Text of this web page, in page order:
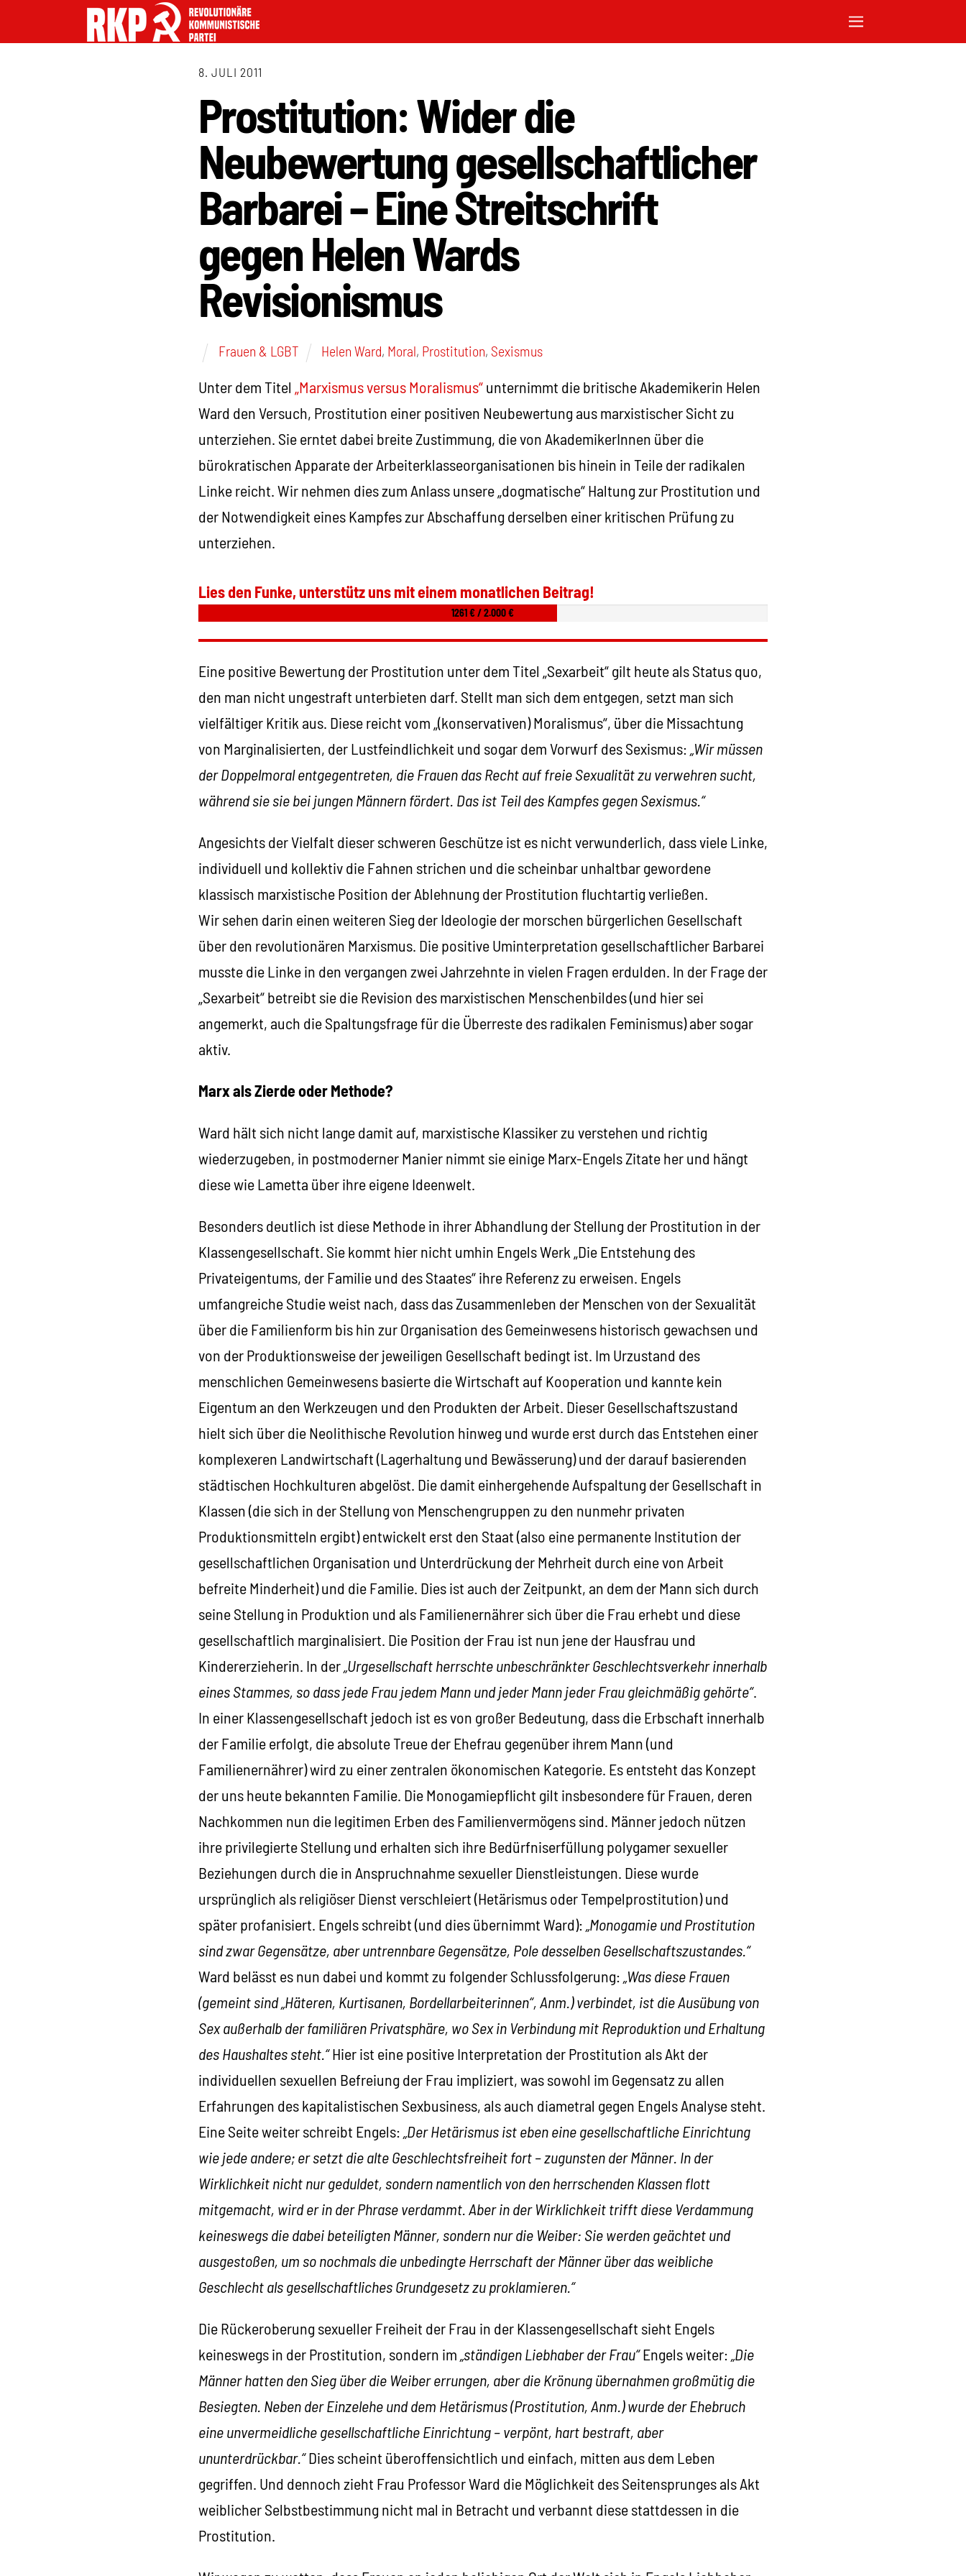
8. JULI 2011
Prostitution: Wider die
Neubewertung gesellschaftlicher
Barbarei – Eine Streitschrift
gegen Helen Wards
Revisionismus
Frauen & LGBT Helen Ward, Moral, Prostitution, Sexismus
Unter dem Titel „Marxismus versus Moralismus“unternimmt die britische Akademikerin Helen
Ward den Versuch, Prostitution einer positiven Neubewertung aus marxistischer Sicht zu
unterziehen. Sie erntet dabei breite Zustimmung, die von AkademikerInnen über die
bürokratischen Apparate der Arbeiterklasseorganisationen bis hinein in Teile der radikalen
Linke reicht. Wir nehmen dies zum Anlass unsere „dogmatische“ Haltung zur Prostitution und
der Notwendigkeit eines Kampfes zur Abschaffung derselben einer kritischen Prüfung zu
unterziehen.
Lies den Funke, unterstütz uns mit einem monatlichen Beitrag!
1261 € / 2.000 €
Eine positive Bewertung der Prostitution unter dem Titel „Sexarbeit“ gilt heute als Status quo,
den man nicht ungestraft unterbieten darf. Stellt man sich dem entgegen, setzt man sich
vielfältiger Kritik aus. Diese reicht vom „(konservativen) Moralismus“, über die Missachtung
von Marginalisierten, der Lustfeindlichkeit und sogar dem Vorwurf des Sexismus: „Wir müssen
der Doppelmoral entgegentreten, die Frauen das Recht auf freie Sexualität zu verwehren sucht,
während sie sie bei jungen Männern fördert. Das ist Teil des Kampfes gegen Sexismus.“
Angesichts der Vielfalt dieser schweren Geschütze ist es nicht verwunderlich, dass viele Linke,
individuell und kollektiv die Fahnen strichen und die scheinbar unhaltbar gewordene
klassisch marxistische Position der Ablehnung der Prostitution fluchtartig verließen.
Wir sehen darin einen weiteren Sieg der Ideologie der morschen bürgerlichen Gesellschaft
über den revolutionären Marxismus. Die positive Uminterpretation gesellschaftlicher Barbarei
musste die Linke in den vergangen zwei Jahrzehnte in vielen Fragen erdulden. In der Frage der
„Sexarbeit“ betreibt sie die Revision des marxistischen Menschenbildes (und hier sei
angemerkt, auch die Spaltungsfrage für die Überreste des radikalen Feminismus) aber sogar
aktiv.
Marx als Zierde oder Methode?
Ward hält sich nicht lange damit auf, marxistische Klassiker zu verstehen und richtig
wiederzugeben, in postmoderner Manier nimmt sie einige Marx-Engels Zitate her und hängt
diese wie Lametta über ihre eigene Ideenwelt.
Besonders deutlich ist diese Methode in ihrer Abhandlung der Stellung der Prostitution in der
Klassengesellschaft. Sie kommt hier nicht umhin Engels Werk „Die Entstehung des
Privateigentums, der Familie und des Staates“ ihre Referenz zu erweisen. Engels
umfangreiche Studie weist nach, dass das Zusammenleben der Menschen von der Sexualität
über die Familienform bis hin zur Organisation des Gemeinwesens historisch gewachsen und
von der Produktionsweise der jeweiligen Gesellschaft bedingt ist. Im Urzustand des
menschlichen Gemeinwesens basierte die Wirtschaft auf Kooperation und kannte kein
Eigentum an den Werkzeugen und den Produkten der Arbeit. Dieser Gesellschaftszustand
hielt sich über die Neolithische Revolution hinweg und wurde erst durch das Entstehen einer
komplexeren Landwirtschaft (Lagerhaltung und Bewässerung) und der darauf basierenden
städtischen Hochkulturen abgelöst. Die damit einhergehende Aufspaltung der Gesellschaft in
Klassen (die sich in der Stellung von Menschengruppen zu den nunmehr privaten
Produktionsmitteln ergibt) entwickelt erst den Staat (also eine permanente Institution der
gesellschaftlichen Organisation und Unterdrückung der Mehrheit durch eine von Arbeit
befreite Minderheit) und die Familie. Dies ist auch der Zeitpunkt, an dem der Mann sich durch
seine Stellung in Produktion und als Familienernährer sich über die Frau erhebt und diese
gesellschaftlich marginalisiert. Die Position der Frau ist nun jene der Hausfrau und
Kindererzieherin. In der „Urgesellschaft herrschte unbeschränkter Geschlechtsverkehr innerhalb
eines Stammes, so dass jede Frau jedem Mann und jeder Mann jeder Frau gleichmäßig gehörte“.
In einer Klassengesellschaft jedoch ist es von großer Bedeutung, dass die Erbschaft innerhalb
der Familie erfolgt, die absolute Treue der Ehefrau gegenüber ihrem Mann (und
Familienernährer) wird zu einer zentralen ökonomischen Kategorie. Es entsteht das Konzept
der uns heute bekannten Familie. Die Monogamiepflicht gilt insbesondere für Frauen, deren
Nachkommen nun die legitimen Erben des Familienvermögens sind. Männer jedoch nützen
ihre privilegierte Stellung und erhalten sich ihre Bedürfniserfüllung polygamer sexueller
Beziehungen durch die in Anspruchnahme sexueller Dienstleistungen. Diese wurde
ursprünglich als religiöser Dienst verschleiert (Hetärismus oder Tempelprostitution) und
später profanisiert. Engels schreibt (und dies übernimmt Ward): „Monogamie und Prostitution
sind zwar Gegensätze, aber untrennbare Gegensätze, Pole desselben Gesellschaftszustandes.“
Ward belässt es nun dabei und kommt zu folgender Schlussfolgerung: „Was diese Frauen
(gemeint sind „Häteren, Kurtisanen, Bordellarbeiterinnen“, Anm.) verbindet, ist die Ausübung von
Sex außerhalb der familiären Privatsphäre, wo Sex in Verbindung mit Reproduktion und Erhaltung
des Haushaltes steht.“Hier ist eine positive Interpretation der Prostitution als Akt der
individuellen sexuellen Befreiung der Frau impliziert, was sowohl im Gegensatz zu allen
Erfahrungen des kapitalistischen Sexbusiness, als auch diametral gegen Engels Analyse steht.
Eine Seite weiter schreibt Engels: „Der Hetärismus ist eben eine gesellschaftliche Einrichtung
wie jede andere; er setzt die alte Geschlechtsfreiheit fort – zugunsten der Männer. In der
Wirklichkeit nicht nur geduldet, sondern namentlich von den herrschenden Klassen flott
mitgemacht, wird er in der Phrase verdammt. Aber in der Wirklichkeit trifft diese Verdammung
keineswegs die dabei beteiligten Männer, sondern nur die Weiber: Sie werden geächtet und
ausgestoßen, um so nochmals die unbedingte Herrschaft der Männer über das weibliche
Geschlecht als gesellschaftliches Grundgesetz zu proklamieren.“
Die Rückeroberung sexueller Freiheit der Frau in der Klassengesellschaft sieht Engels
keineswegs in der Prostitution, sondern im „ständigen Liebhaber der Frau“Engels weiter: „Die
Männer hatten den Sieg über die Weiber errungen, aber die Krönung übernahmen großmütig die
Besiegten. Neben der Einzelehe und dem Hetärismus (Prostitution, Anm.) wurde der Ehebruch
eine unvermeidliche gesellschaftliche Einrichtung – verpönt, hart bestraft, aber
ununterdrückbar.“Dies scheint überoffensichtlich und einfach, mitten aus dem Leben
gegriffen. Und dennoch zieht Frau Professor Ward die Möglichkeit des Seitensprunges als Akt
weiblicher Selbstbestimmung nicht mal in Betracht und verbannt diese stattdessen in die
Prostitution.